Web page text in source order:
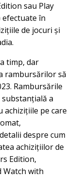
sau Play
efectuate în
de jocuri și
timp, dar
rambursărilor să
Rambursările
a
pe care
despre cum
achizițiilor de
Edition,
Watch with